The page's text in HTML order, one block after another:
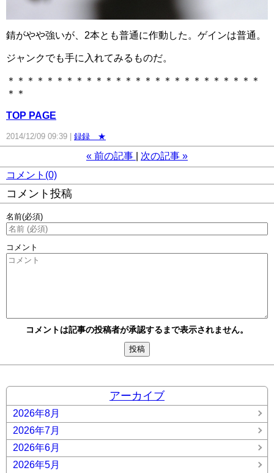
錆がやや強いが、2本とも普通に作動した。ゲインは普通。
ジャンクでも手に入れてみるものだ。
＊＊＊＊＊＊＊＊＊＊＊＊＊＊＊＊＊＊＊＊＊＊＊＊＊＊
＊＊
TOP PAGE
2014/12/09 09:39 録録 ★
« 前の記事 次の記事 »
コメント(0)
コメント投稿
名前(必須)
コメント
コメントは記事の投稿者が承認するまで表示されません。
アーカイブ
2026年8月
2026年7月
2026年6月
2026年5月